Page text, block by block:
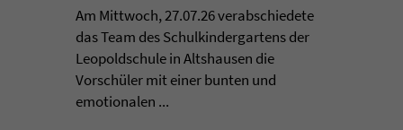
Am Mittwoch, 27.07.26 verabschiedete
das Team des Schulkindergartens der
Leopoldschule in Altshausen die
Vorschüler mit einer bunten und
emotionalen ...